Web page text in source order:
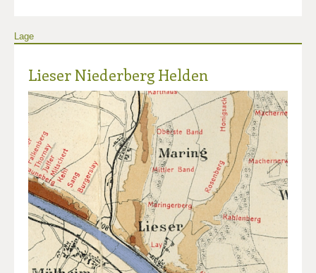
Lage
Lieser Niederberg Helden